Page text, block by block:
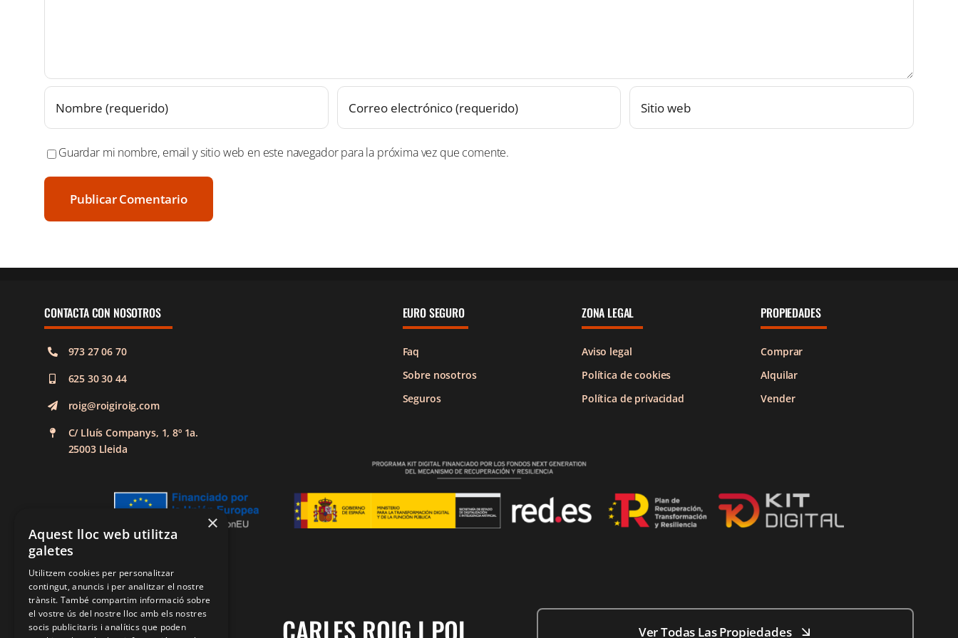
Guardar mi nombre, email y sitio web en este navegador para la próxima vez que comente.
CONTACTA CON NOSOTROS
973 27 06 70
625 30 30 44
roig@roigiroig.com
C/ Lluís Companys, 1, 8º 1a.
25003 Lleida
EURO SEGURO
Faq
Sobre nosotros
Seguros
ZONA LEGAL
Aviso legal
Política de cookies
Política de privacidad
PROPIEDADES
Comprar
Alquilar
Vender
CARLES ROIG I POL Ver Todas Las Propiedades
×
Aquest lloc web utilitza
galetes
Utilitzem cookies per personalitzar
contingut, anuncis i per analitzar el nostre
trànsit. També compartim informació sobre
el vostre ús del nostre lloc amb els nostres
socis publicitaris i analítics que poden